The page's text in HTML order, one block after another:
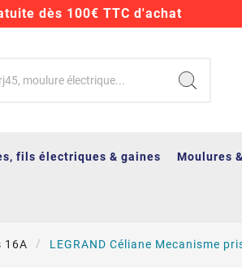
dès 100€ TTC d'achat
fils électriques & gaines Moulures
16A LEGRAND Céliane Mecanisme